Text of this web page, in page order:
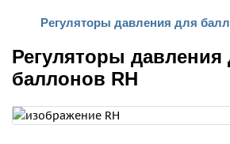
Регуляторы давления для
Регуляторы давления
баллонов RH